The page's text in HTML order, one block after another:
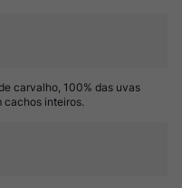
carvalho, 100% das uvas
cachos inteiros.